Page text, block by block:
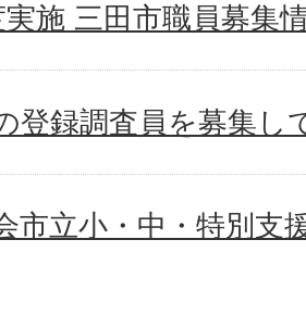
施 三田市職員募集
登録調査員を募集し
市立小・中・特別支